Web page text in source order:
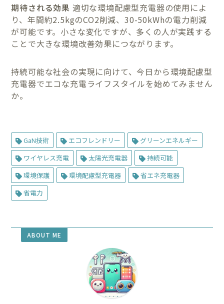
期待される効果 適切な環境配慮型充電器の使用によ
り、年間約2.5kgのCO2削減、30-50kWhの電力削減
が可能です。小さな変化ですが、多くの人が実践する
ことで大きな環境改善効果につながります。
持続可能な社会の実現に向けて、今日から環境配慮型
充電器でエコな充電ライフスタイルを始めてみません
か。
GaN技術 エコフレンドリー
グリーンエネルギー
ワイヤレス充電
太陽光充電器
持続可能
環境保護
環境配慮型充電器
省エネ充電器
省電力
ABOUT ME